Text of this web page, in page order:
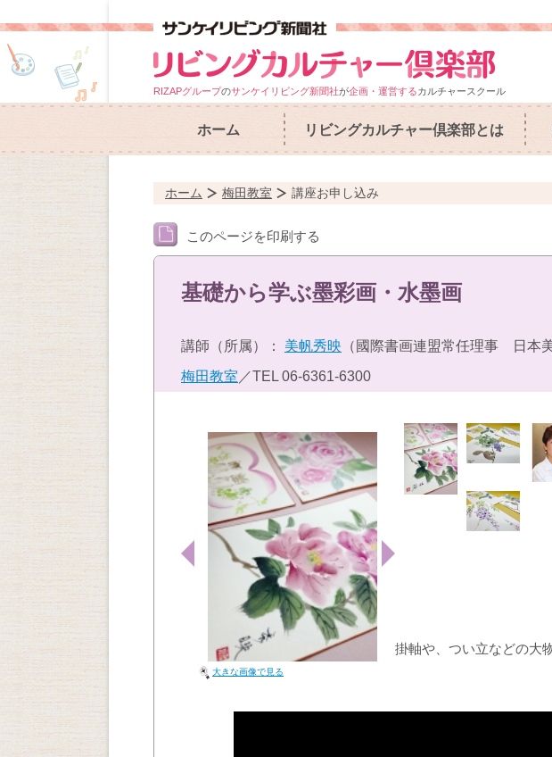
RIZAPグループのサンケイリビング新聞社が企画・運営するカルチャースクール
ホーム リビングカルチャー倶楽部とは
ホーム 梅田教室 講座お申し込み
このページを印刷する
基礎から学ぶ墨彩画・水墨画
講師（所属）： 美帆秀映 （國際書画連盟常任理事 日本
梅田教室 ／TEL 06-6361-6300
大きな画像で見る
掛軸や、つい立などの大